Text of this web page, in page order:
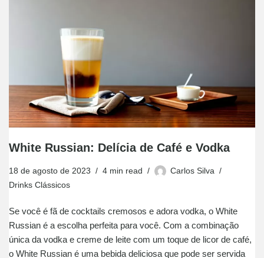
White Russian: Delícia de Café e Vodka
18 de agosto de 2023 4 min read
Carlos Silva
Drinks Clássicos
Se você é fã de cocktails cremosos e adora vodka, o White
Russian é a escolha perfeita para você. Com a combinação
única da vodka e creme de leite com um toque de licor de café,
o White Russian é uma bebida deliciosa que pode ser servida